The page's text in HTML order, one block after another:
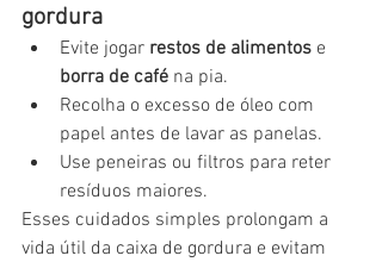
gordura
Evite jogar restos de alimentos e
borra de café na pia.
Recolha o excesso de óleo com
papel antes de lavar as panelas.
Use peneiras ou filtros para reter
resíduos maiores.
Esses cuidados simples prolongam a
vida útil da caixa de gordura e evitam